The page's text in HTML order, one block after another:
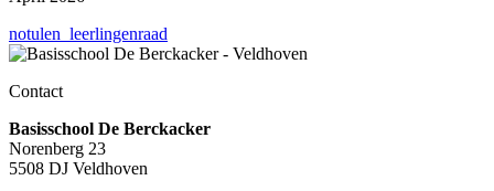
notulen_leerlingenraad
Contact
Basisschool De Berckacker
Norenberg 23
5508 DJ Veldhoven